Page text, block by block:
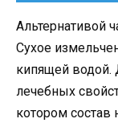
Альтернативой
Сухое
кипящей водой.
лечебных
котором состав